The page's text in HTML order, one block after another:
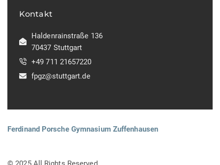
Kontakt
Haldenrainstraße 136
70437 Stuttgart
+49 711 21657220
fpgz@stuttgart.de
Ferdinand Porsche Gymnasium Zuffenhausen